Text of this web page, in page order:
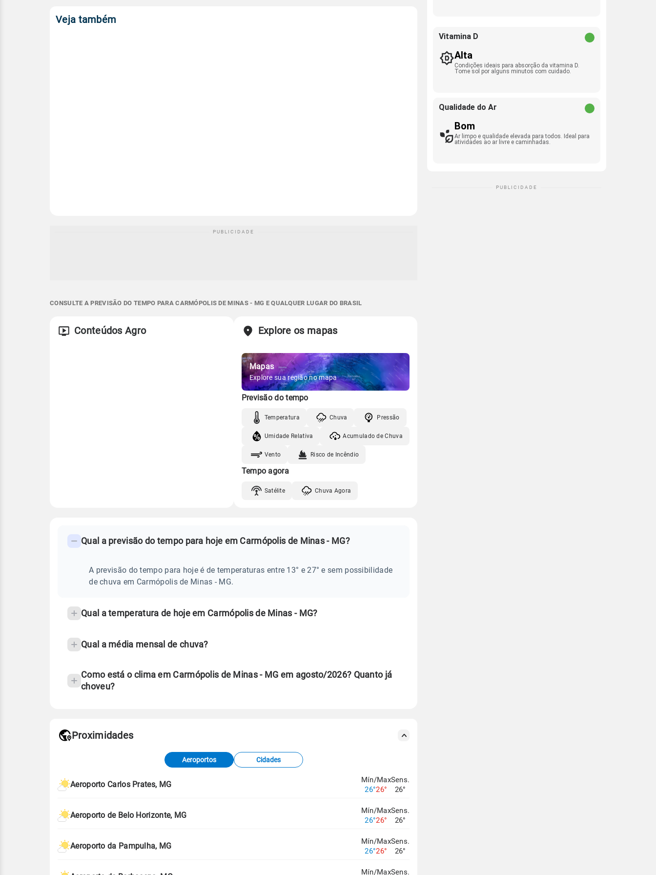
Veja também
CONSULTE A PREVISÃO DO TEMPO PARA CARMÓPOLIS DE MINAS - MG E QUALQUER LUGAR DO BRASIL
Conteúdos Agro Explore os mapas
Mapas
Explore sua região no mapa
Previsão do tempo
Temperatura Chuva Pressão
Umidade Relativa Acumulado de Chuva
Vento Risco de Incêndio
Tempo agora
Satélite Chuva Agora
PREVISÃO
CARMÓPOLIS
frequentes
temperatura
Qual a previsão do tempo para hoje em Carmópolis de Minas - MG?
A previsão do tempo para hoje é de temperaturas entre 13° e 27° e sem possibilidade
de chuva em Carmópolis de Minas - MG.
Qual a temperatura de hoje em Carmópolis de Minas - MG?
Qual a média mensal de chuva?
Como está o clima em Carmópolis de Minas - MG em agosto/2026? Quanto já
choveu?
de Tempo e Estudos Climáticos (CPTEC).
Proximidades
Aeroportos Cidades
Aeroporto Carlos Prates, MG
Mín/Max
26°26°
Sens.
26°
Aeroporto de Belo Horizonte, MG
Mín/Max
26°26°
Sens.
26°
Aeroporto da Pampulha, MG
Mín/Max
26°26°
Sens.
26°
Mín/MaxSens.
Vitamina D
Alta
Condições ideais para absorção da vitamina D.
Tome sol por alguns minutos com cuidado.
Qualidade do Ar
Bom
Ar limpo e qualidade elevada para todos. Ideal para
atividades ao ar livre e caminhadas.